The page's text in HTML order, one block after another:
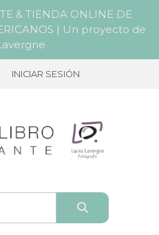
& TIENDA ONLINE DE
| Un proyecto de
INICIAR SESIÓN